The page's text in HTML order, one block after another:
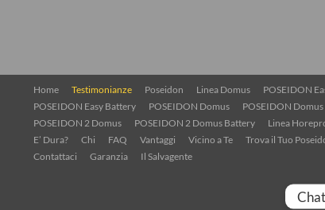
Home Testimonianze Poseidon Linea Domus
POSEIDON
POSEIDON Easy Battery
POSEIDON Domus
POSEIDON
POSEIDON 2 Domus
POSEIDON 2 Domus Battery
Linea
E’ Dura?
Chi FAQ Vantaggi Vicino a Te Trova il Tuo
Contattaci
Garanzia Il Salvagente